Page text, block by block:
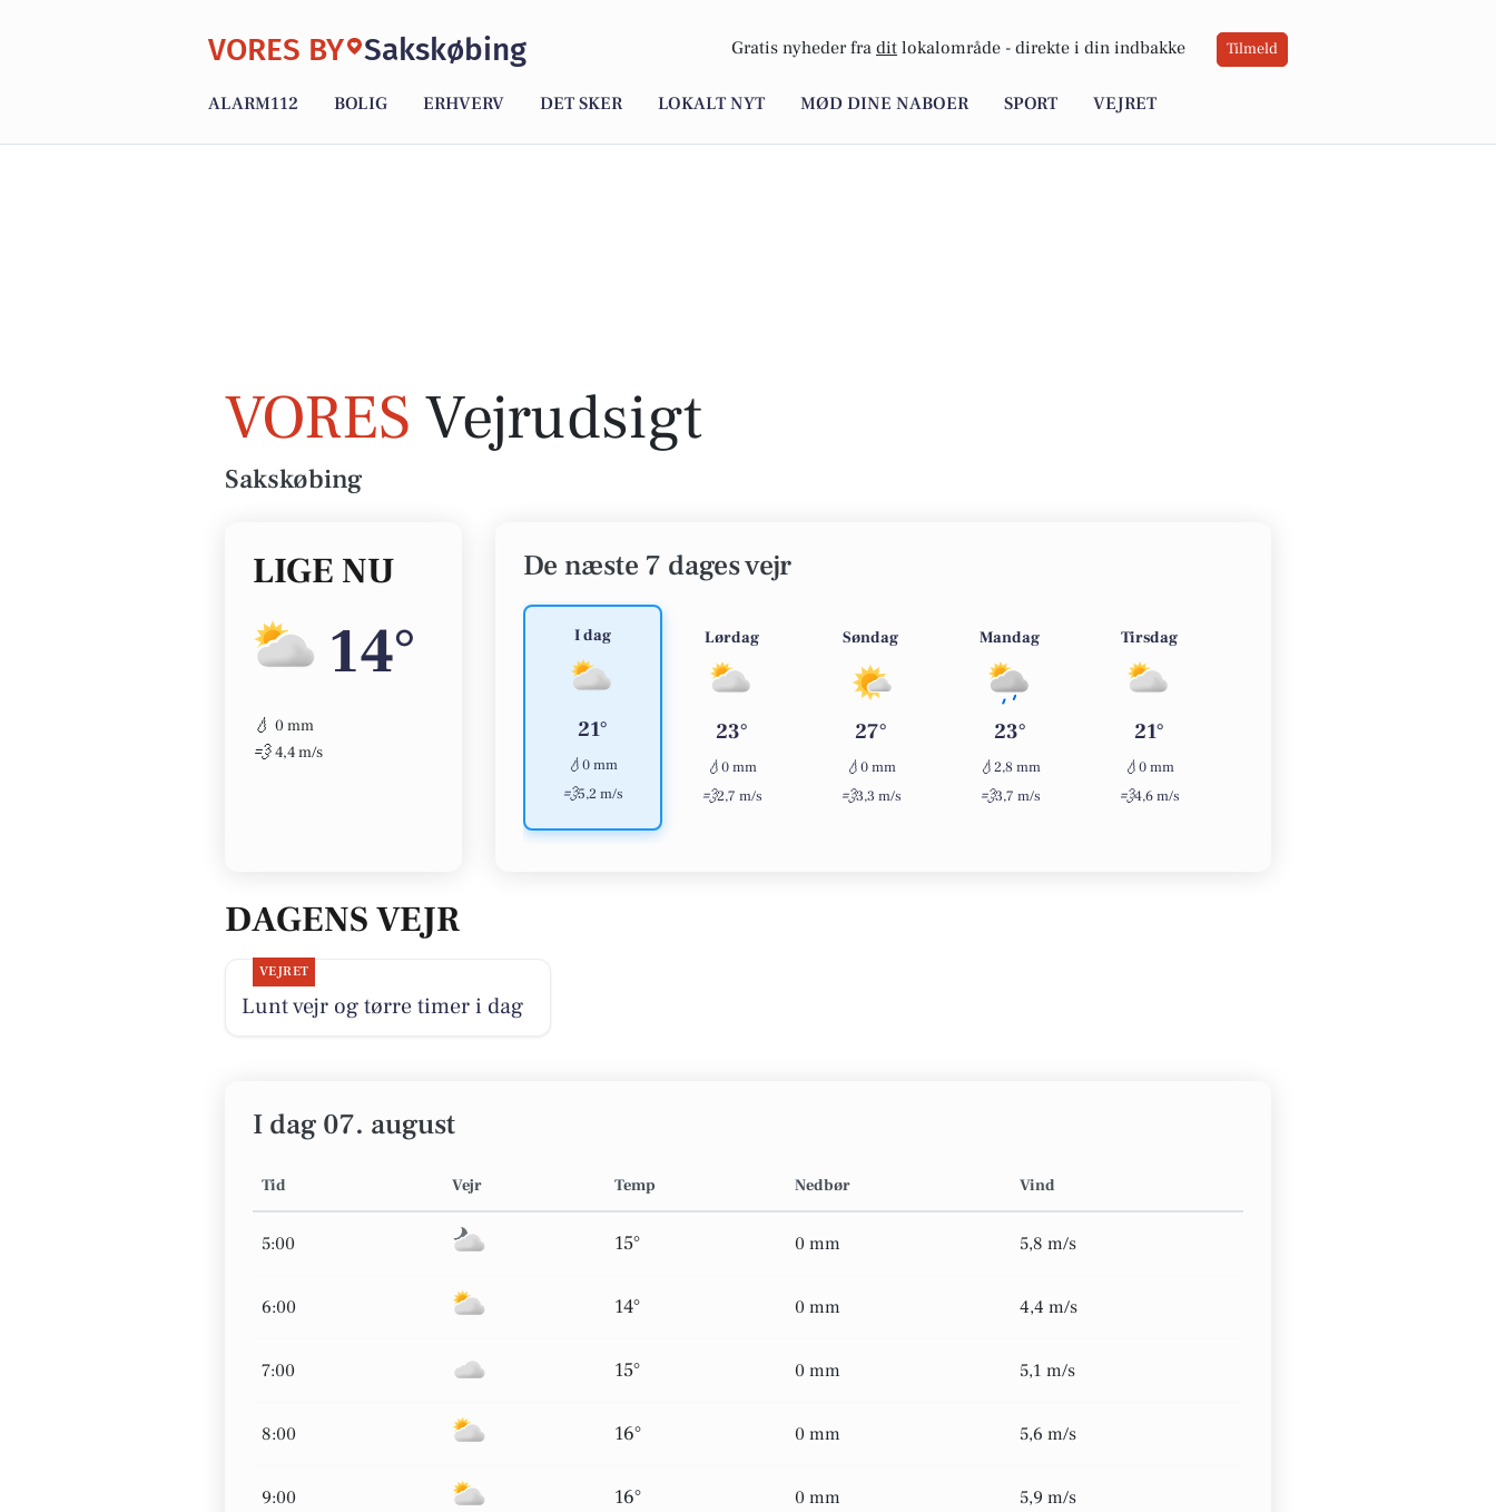
VORES BY Sakskøbing Gratis nyheder fra dit lokalområde - direkte i din indbakke Tilmeld
ALARM112 BOLIG ERHVERV DET SKER LOKALT NYT MØD DINE NABOER SPORT VEJRET
VORES Vejrudsigt
Sakskøbing
LIGE NU
14°
💧 0 mm
💨 4,4 m/s
De næste 7 dages vejr
I dag
21°
💧0 mm
💨5,2 m/s
Lørdag
23°
💧0 mm
💨2,7 m/s
Søndag
27°
💧0 mm
💨3,3 m/s
Mandag
23°
💧2,8 mm
💨3,7 m/s
Tirsdag
21°
💧0 mm
💨4,6 m/s
DAGENS VEJR
VEJRET
Lunt vejr og tørre timer i dag
I dag 07. august
Tid Vejr Temp Nedbør Vind
5:00 15° 0 mm 5,8 m/s
6:00 14° 0 mm 4,4 m/s
7:00 15° 0 mm 5,1 m/s
8:00 16° 0 mm 5,6 m/s
9:00 16° 0 mm 5,9 m/s